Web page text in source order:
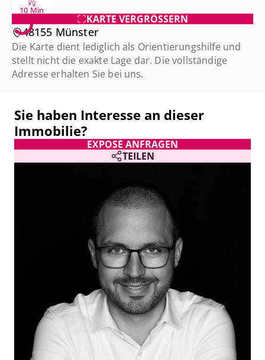
10 Min
KARTE VERGRÖSSERN
48155 Münster
Die Karte dient lediglich als Orientierungshilfe und
stellt nicht die exakte Lage dar. Die vollständige
Adresse erhalten Sie bei uns.
Sie haben Interesse an dieser
Immobilie?
EXPOSÉ ANFRAGEN
TEILEN